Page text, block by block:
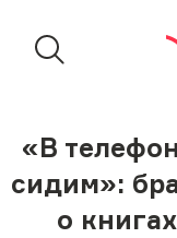
«В
сидим»:
о